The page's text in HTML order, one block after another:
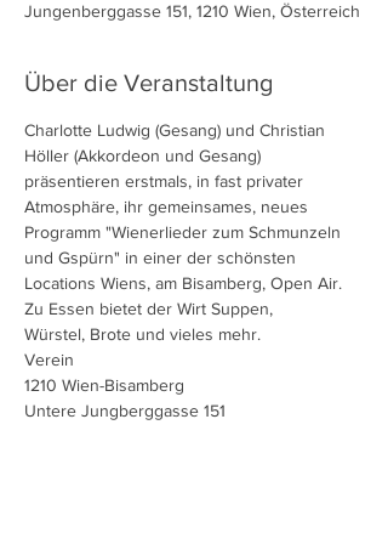
Jungenberggasse 151, 1210 Wien, Österreich
Über die Veranstaltung
Charlotte Ludwig (Gesang) und Christian
Höller (Akkordeon und Gesang)
präsentieren erstmals, in fast privater
Atmosphäre, ihr gemeinsames, neues
Programm "Wienerlieder zum Schmunzeln
und Gspürn" in einer der schönsten
Locations Wiens, am Bisamberg, Open Air.
Zu Essen bietet der Wirt Suppen,
Würstel, Brote und vieles mehr.
Verein
1210 Wien-Bisamberg
Untere Jungberggasse 151